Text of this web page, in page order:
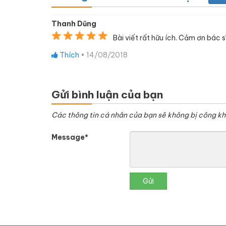
Thanh Dũng
Bài viết rất hữu ích. Cảm ơn bác
Thích • 14/08/2018
Gửi bình luận của bạn
Các thông tin cá nhân của bạn sẽ không bị công
Message*
Gửi